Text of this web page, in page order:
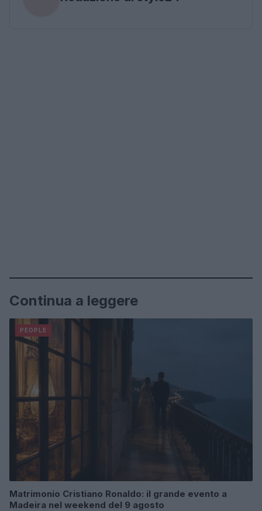
Continua a leggere
PEOPLE
Matrimonio Cristiano Ronaldo: il grande evento a
Madeira nel weekend del 9 agosto